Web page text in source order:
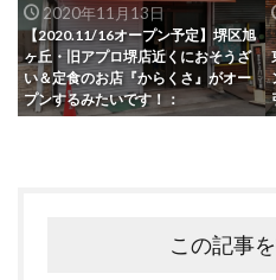
2020年11月13日
【2020.11/16オープン予定】堺区旭
ヶ丘・旧アプロ堺店近くにおそうざ
い＆定食のお店『からくさ』がオー
プンするみたいです！：
この記事